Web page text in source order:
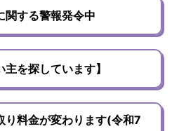
関する警報発令中
を探しています】
り料金が変わります(令和7